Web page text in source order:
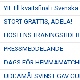
YIF till kvartsfinal i Svenska
STORT GRATTIS, ADELA!
HÖSTENS
PRESSMEDDELANDE.
DAGS FÖR
UDDAMÅLSVINST GAV